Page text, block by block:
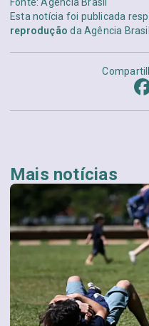
Esta notícia foi publicada
reprodução da Agência Brasil.
Mais notícias